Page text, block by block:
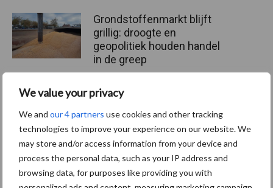
We value your privacy
We and our 4 partners use cookies and other tracking
technologies to improve your experience on our website. We
may store and/or access information from your device and
process the personal data, such as your IP address and
browsing data, for purposes like providing you with
Grondstoffenmarkt blijft
grillig: droogte en
geopolitiek houden handel
in de greep
De speenhuid: een vaak
onderschatte risicofactor
voor mastitis
ForFarmers ziet volume en